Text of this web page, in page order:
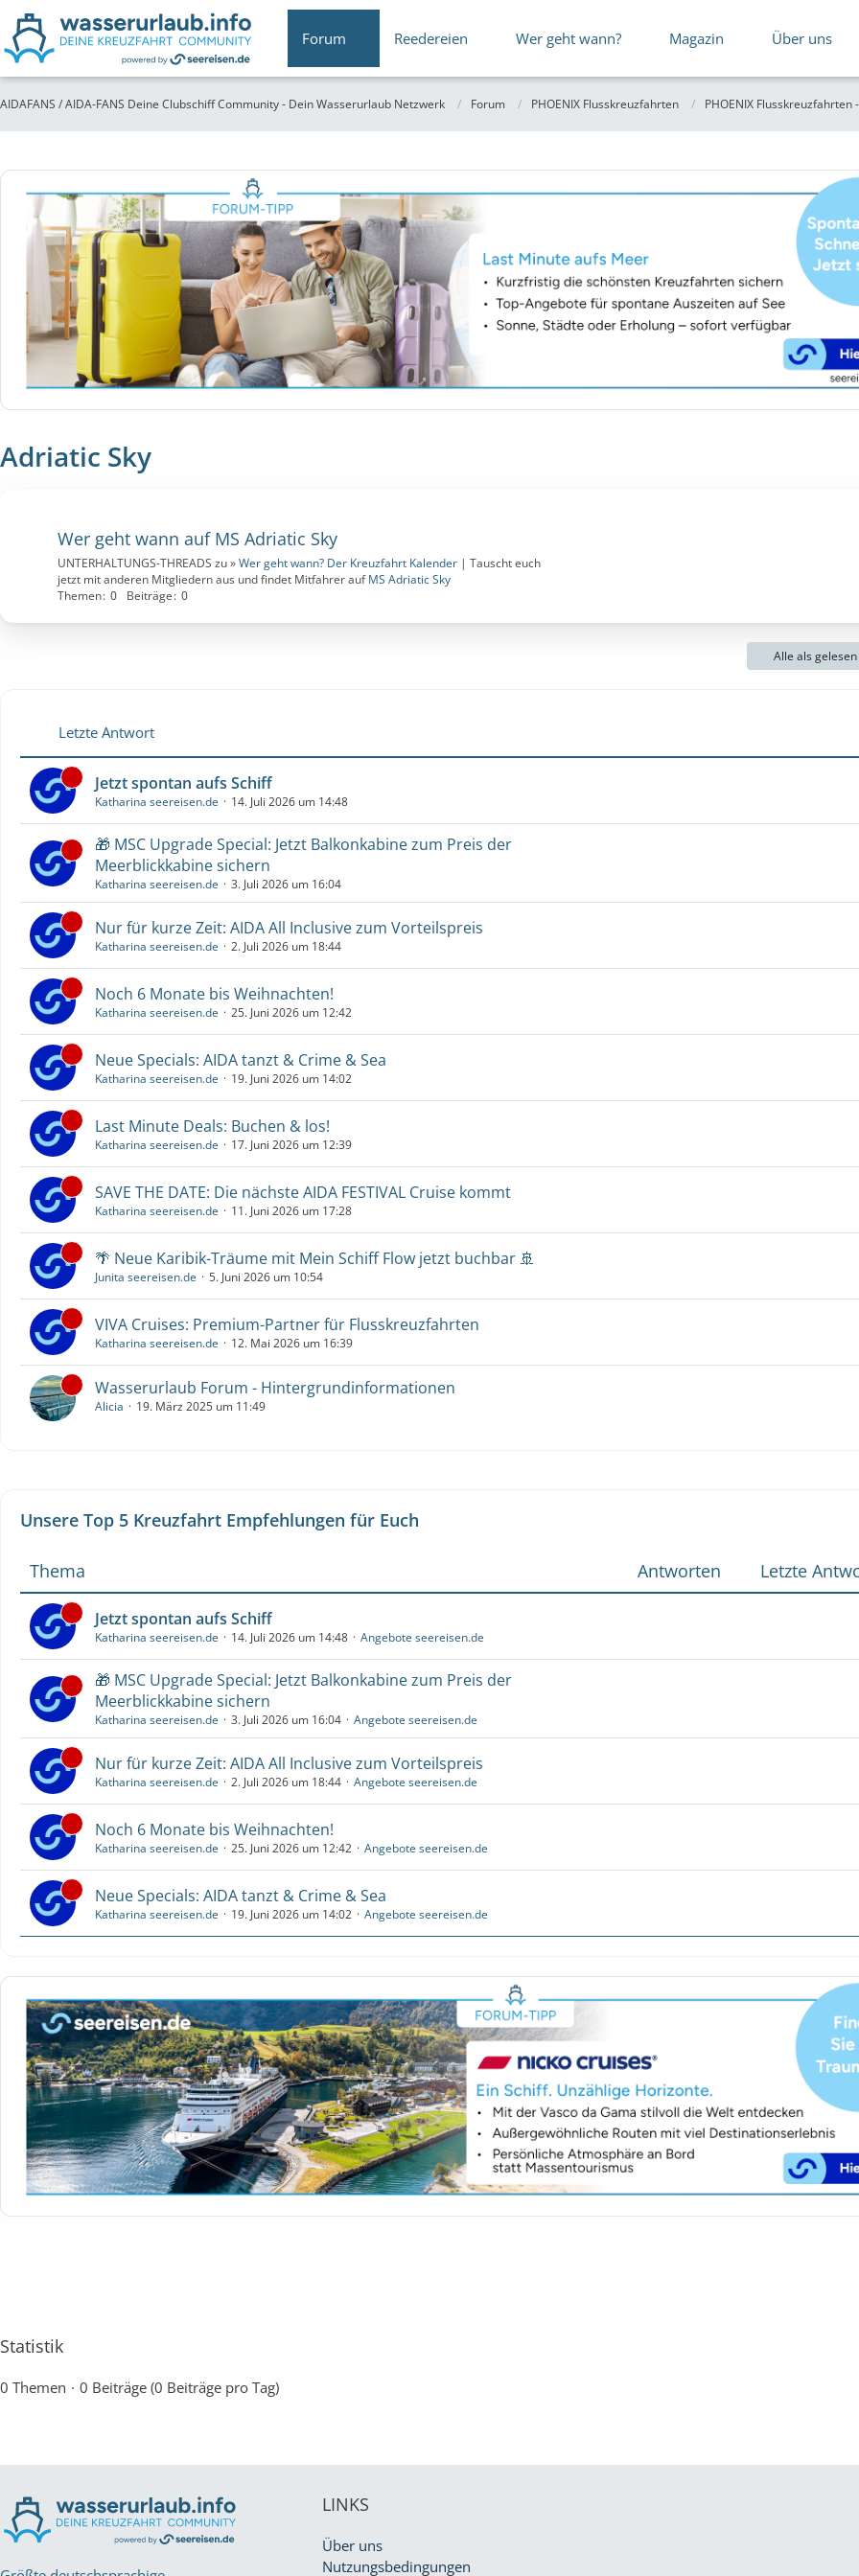
Forum Reedereien Wer geht wann? Magazin Über uns
AIDAFANS / AIDA-FANS Deine Clubschiff Community - Dein Wasserurlaub Netzwerk Forum PHOENIX Flusskreuzfahrten PHOENIX
Adriatic Sky
Wer geht wann auf MS Adriatic Sky
UNTERHALTUNGS-THREADS zu »Wer geht wann? Der Kreuzfahrt Kalender | Tauscht euch
jetzt mit anderen Mitgliedern aus und findet Mitfahrer aufMS Adriatic Sky
Themen 0 Beiträge 0
Alle als
Letzte Antwort
Jetzt spontan aufs Schiff
Katharina seereisen.de 14. Juli 2026 um 14:48
🎁 MSC Upgrade Special: Jetzt Balkonkabine zum Preis der
Meerblickkabine sichern
Katharina seereisen.de 3. Juli 2026 um 16:04
Nur für kurze Zeit: AIDA All Inclusive zum Vorteilspreis
Katharina seereisen.de 2. Juli 2026 um 18:44
Noch 6 Monate bis Weihnachten!
Katharina seereisen.de 25. Juni 2026 um 12:42
Neue Specials: AIDA tanzt & Crime & Sea
Katharina seereisen.de 19. Juni 2026 um 14:02
Last Minute Deals: Buchen & los!
Katharina seereisen.de 17. Juni 2026 um 12:39
SAVE THE DATE: Die nächste AIDA FESTIVAL Cruise kommt
Katharina seereisen.de 11. Juni 2026 um 17:28
🌴 Neue Karibik-Träume mit Mein Schiff Flow jetzt buchbar 🚢
Junita seereisen.de 5. Juni 2026 um 10:54
VIVA Cruises: Premium-Partner für Flusskreuzfahrten
Katharina seereisen.de 12. Mai 2026 um 16:39
Wasserurlaub Forum - Hintergrundinformationen
Alicia 19. März 2025 um 11:49
Unsere Top 5 Kreuzfahrt Empfehlungen für Euch
Thema Antworten Letzte
Jetzt spontan aufs Schiff
Katharina seereisen.de 14. Juli 2026 um 14:48 Angebote seereisen.de
🎁 MSC Upgrade Special: Jetzt Balkonkabine zum Preis der
Meerblickkabine sichern
Katharina seereisen.de 3. Juli 2026 um 16:04 Angebote seereisen.de
Nur für kurze Zeit: AIDA All Inclusive zum Vorteilspreis
Katharina seereisen.de 2. Juli 2026 um 18:44 Angebote seereisen.de
Noch 6 Monate bis Weihnachten!
Katharina seereisen.de 25. Juni 2026 um 12:42 Angebote seereisen.de
Neue Specials: AIDA tanzt & Crime & Sea
Katharina seereisen.de 19. Juni 2026 um 14:02 Angebote seereisen.de
Statistik
0 Themen 0 Beiträge (0 Beiträge pro Tag)
LINKS
Über uns
Nutzungsbedingungen